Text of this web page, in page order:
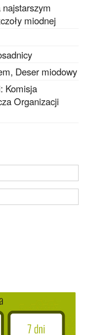
miodnej
Deser miodowy
Komisja
Organizacji